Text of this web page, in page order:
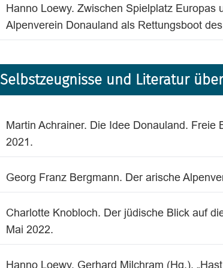
Hanno Loewy. Zwischen Spielplatz Europas
Alpenverein Donauland als Rettungsboot
Selbstzeugnisse und Literatur
Martin Achrainer. Die Idee Donauland.
2021.
Georg Franz Bergmann. Der arische
Charlotte Knobloch. Der jüdische Blick auf
Mai 2022.
Hanno Loewy, Gerhard Milchram (Hg.).